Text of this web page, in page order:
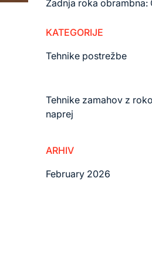
Zadnja roka obrambna:
KATEGORIJE
Tehnike postrežbe
Tehnike zamahov z roko
naprej
ARHIV
February 2026